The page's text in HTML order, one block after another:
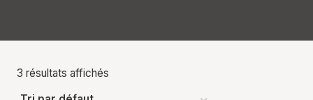
3 résultats affichés